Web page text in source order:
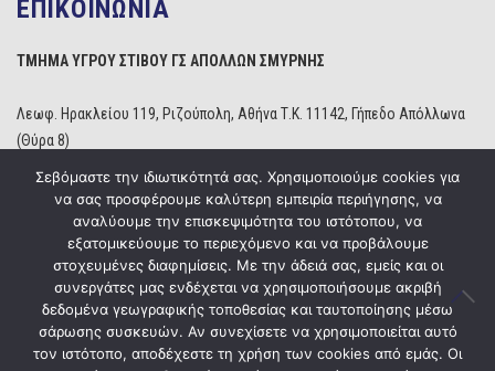
ΕΠΙΚΟΙΝΩΝΙΑ
ΤΜΗΜΑ ΥΓΡΟΥ ΣΤΙΒΟΥ ΓΣ ΑΠΟΛΛΩΝ ΣΜΥΡΝΗΣ
Λεωφ. Ηρακλείου 119, Ριζούπολη, Αθήνα Τ.Κ. 11142, Γήπεδο Απόλλωνα
(Θύρα 8)
Email:info@apollonwaterpolo.gr
www.apollonwaterpolo.gr
Copyright © 2020 ΓΣ Απόλλων Σμύρνης Powered by Five Media
Σεβόμαστε την ιδιωτικότητά σας. Χρησιμοποιούμε cookies για
να σας προσφέρουμε καλύτερη εμπειρία περιήγησης, να
αναλύουμε την επισκεψιμότητα του ιστότοπου, να
εξατομικεύουμε το περιεχόμενο και να προβάλουμε
στοχευμένες διαφημίσεις. Με την άδειά σας, εμείς και οι
συνεργάτες μας ενδέχεται να χρησιμοποιήσουμε ακριβή
δεδομένα γεωγραφικής τοποθεσίας και ταυτοποίησης μέσω
σάρωσης συσκευών. Αν συνεχίσετε να χρησιμοποιείται αυτό
τον ιστότοπο, αποδέχεστε τη χρήση των cookies από εμάς. Οι